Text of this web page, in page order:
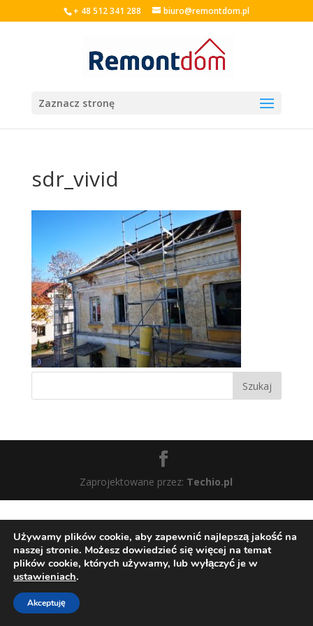
+ 48 512 341 288 biuro@remontdom.pl
Zaznacz stronę
sdr_vivid
Zaprojektowane przez: Techio.pl
Używamy plików cookie, aby zapewnić najlepszą jakość na
naszej stronie. Możesz dowiedzieć się więcej na temat
plików cookie, których używamy, lub wyłączyć je w
ustawieniach.
Akceptuję